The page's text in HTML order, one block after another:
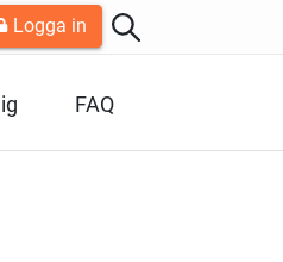
Logga in
FAQ